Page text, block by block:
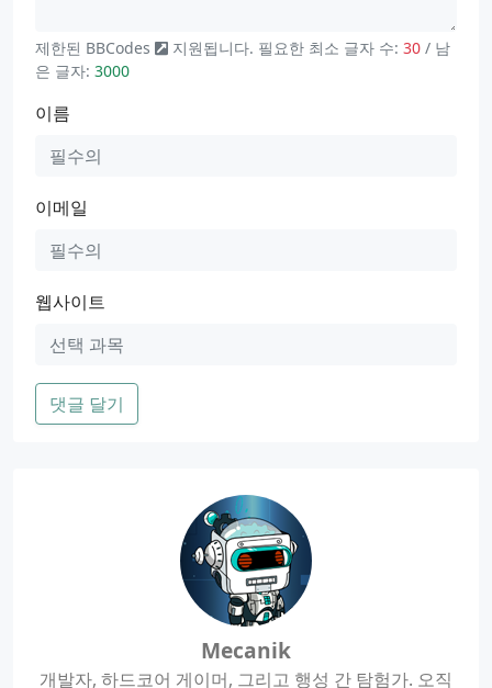
제한된 BBCodes 지원됩니다. 필요한 최소 글자 수:30 / 남
은 글자: 3000
이름
이메일
웹사이트
댓글 달기
Mecanik
개발자, 하드코어 게이머, 그리고 행성 간 탐험가. 오직